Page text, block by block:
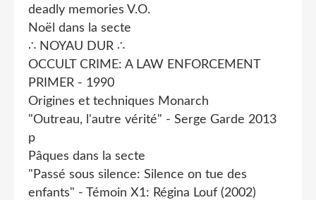
deadly memories V.O.
Noël dans la secte
∴ NOYAU DUR ∴
OCCULT CRIME: A LAW ENFORCEMENT
PRIMER - 1990
Origines et techniques Monarch
"Outreau, l'autre vérité" - Serge Garde 2013
p
Pâques dans la secte
"Passé sous silence: Silence on tue des
enfants" - Témoin X1: Régina Louf (2002)